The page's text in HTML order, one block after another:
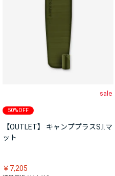
sale
50%OFF
【OUTLET】 キャンププラスS.I.マ
ット
￥7,205